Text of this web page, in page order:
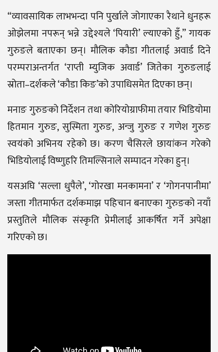
“व्यावसायिक लाभभन्दा पनि पुर्खाले जोगाएका रैथाने धुनहरू
ओझेलमा नपरून् भन्ने उद्देश्यले ‘पियारी’ ल्याएको हुँ,” गायक
गुरुङले बताएका छन्। मौलिक कौडा गीतलाई अवार्ड दिने
परम्पराअन्तर्गत ‘राप्ती म्युजिक अवार्ड’ जितेका गुरुङलाई
स्रोता–दर्शकले ‘कौडा किङ’को उपाधिसमेत दिएका छन्।
मनाङ गुरुङको निर्देशन तथा कोरियोग्राफीमा तयार भिडियोमा
हितमान गुरुङ, सुस्मिता गुरुङ, अन्जु गुरुङ र गणेश गुरुङ
स्वयंको अभिनय रहेको छ। करण चैसिरले छायांकन गरेको
भिडियोलाई विष्णुहरि तिमल्सिनाले सम्पादन गरेका हुन्।
यसअघि ‘सल्ला धुपैले’, ‘गोरखा मनकामना’ र ‘गोगनपानीमा’
जस्ता गीतमार्फत दर्शकमाझ पहिचान बनाएका गुरुङको नयाँ
प्रस्तुतिले मौलिक संस्कृति प्रेमीलाई आकर्षित गर्ने अपेक्षा
गरिएको छ।